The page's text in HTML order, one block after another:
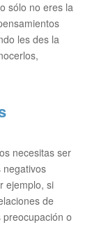
sólo no eres la
les des la
necesitas ser
negativos
ejemplo, si
de
o